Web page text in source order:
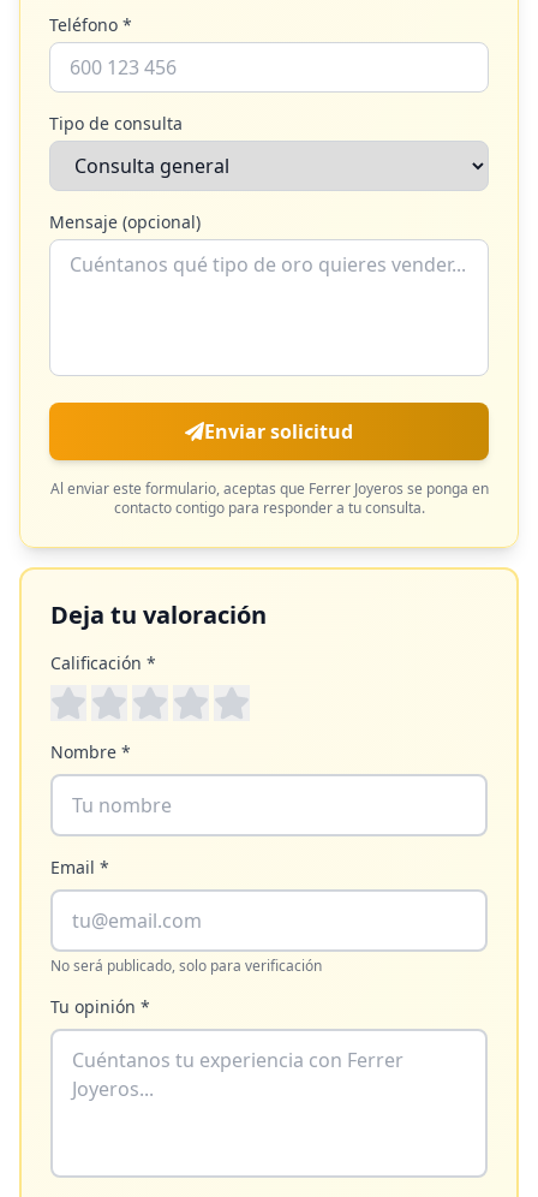
Teléfono *
Tipo de consulta
Mensaje (opcional)
Enviar solicitud
Al enviar este formulario, aceptas que Ferrer Joyeros se ponga en
contacto contigo para responder a tu consulta.
Deja tu valoración
Calificación *
Nombre *
Email *
No será publicado, solo para verificación
Tu opinión *